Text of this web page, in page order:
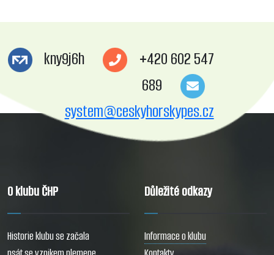
kny9j6h
+420 602 547
689
system@ceskyhorskypes.cz
O klubu ČHP
Historie klubu se začala
Důležité odkazy
Informace o klubu